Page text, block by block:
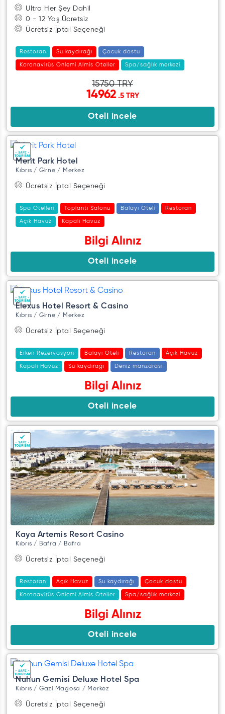
Ultra Her Şey Dahil
0 - 12 Yaş Ücretsiz
Ücretsiz İptal Seçeneği
Restoran Su kaydırağı Çocuk dostu
Koronavirüs Önlemi Almis Oteller Spa/sağlık merkezi
15750 TRY
14962.5 TRY
Oteli incele
Merit Park Hotel
Kıbrıs / Girne / Merkez
Ücretsiz İptal Seçeneği
Spa Otelleri Toplantı Salonu Balayı Oteli Restoran
Açık Havuz Kapalı Havuz
Bilgi Alınız
Oteli incele
Elexus Hotel Resort & Casino
Kıbrıs / Girne / Merkez
Ücretsiz İptal Seçeneği
Erken Rezervasyon Balayı Oteli Restoran Açık Havuz
Kapalı Havuz Su kaydırağı Deniz manzarası
Bilgi Alınız
Oteli incele
Kaya Artemis Resort Casino
Kıbrıs / Bafra / Bafra
Ücretsiz İptal Seçeneği
Restoran Açık Havuz Su kaydırağı Çocuk dostu
Koronavirüs Önlemi Almis Oteller Spa/sağlık merkezi
Bilgi Alınız
Oteli incele
Nuhun Gemisi Deluxe Hotel Spa
Kıbrıs / Gazi Magosa / Merkez
Ücretsiz İptal Seçeneği